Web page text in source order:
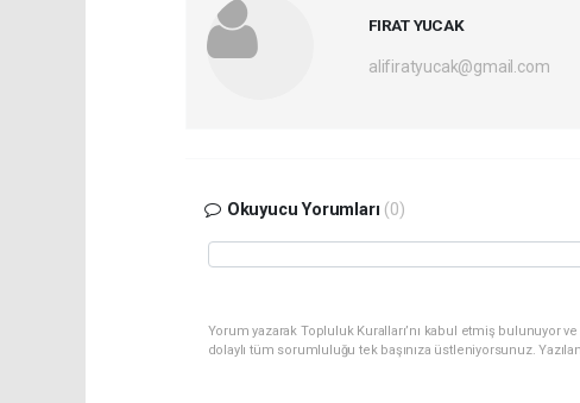
FIRAT YUCAK
alifiratyucak@gmail.com
Okuyucu Yorumları (0)
Yorum yazarak Topluluk Kuralları’nı kabul etmiş bulunuyor
dolaylı tüm sorumluluğu tek başınıza üstleniyorsunuz.